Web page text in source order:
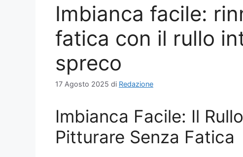
Imbianca facile:
fatica con il rullo
spreco
17 Agosto 2025 di Redazione
Imbianca Facile: Il
Pitturare Senza Fatica